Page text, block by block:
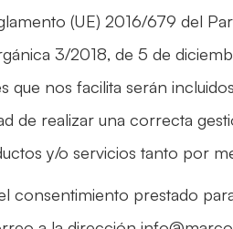
(UE) 2016/679 del
3/2018, de 5 de
que nos facilita serán
de realizar una correcta
y/o servicios tanto por
consentimiento prestado